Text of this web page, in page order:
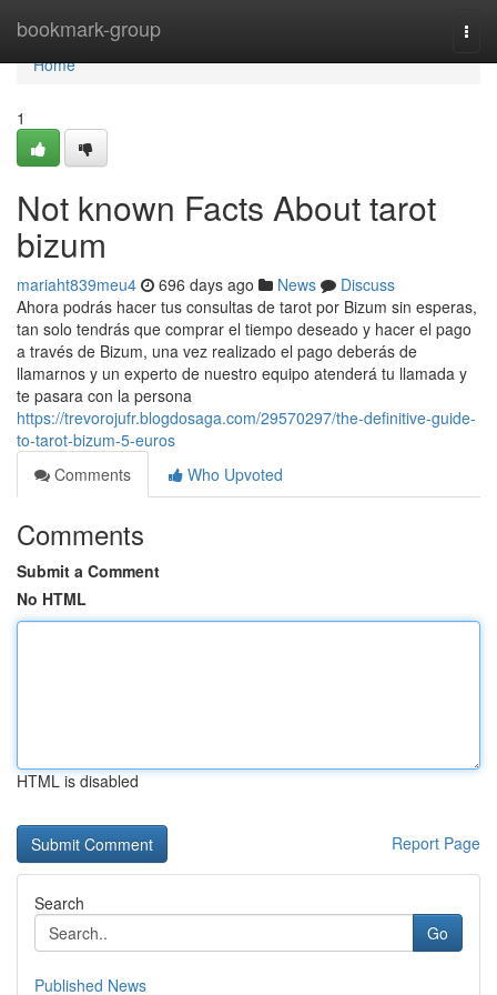
bookmark-group
Home
Home
1
Not known Facts About tarot
bizum
mariaht839meu4 696 days ago News
Discuss
Ahora podrás hacer tus consultas de tarot por Bizum sin esperas,
tan solo tendrás que comprar el tiempo deseado y hacer el pago
a través de Bizum, una vez realizado el pago deberás de
llamarnos y un experto de nuestro equipo atenderá tu llamada y
te pasara con la persona
https://trevorojufr.blogdosaga.com/29570297/the-definitive-guide-
to-tarot-bizum-5-euros
Comments
Who Upvoted
Comments
Submit a Comment
No HTML
HTML is disabled
Report Page
Search
Go
Published News